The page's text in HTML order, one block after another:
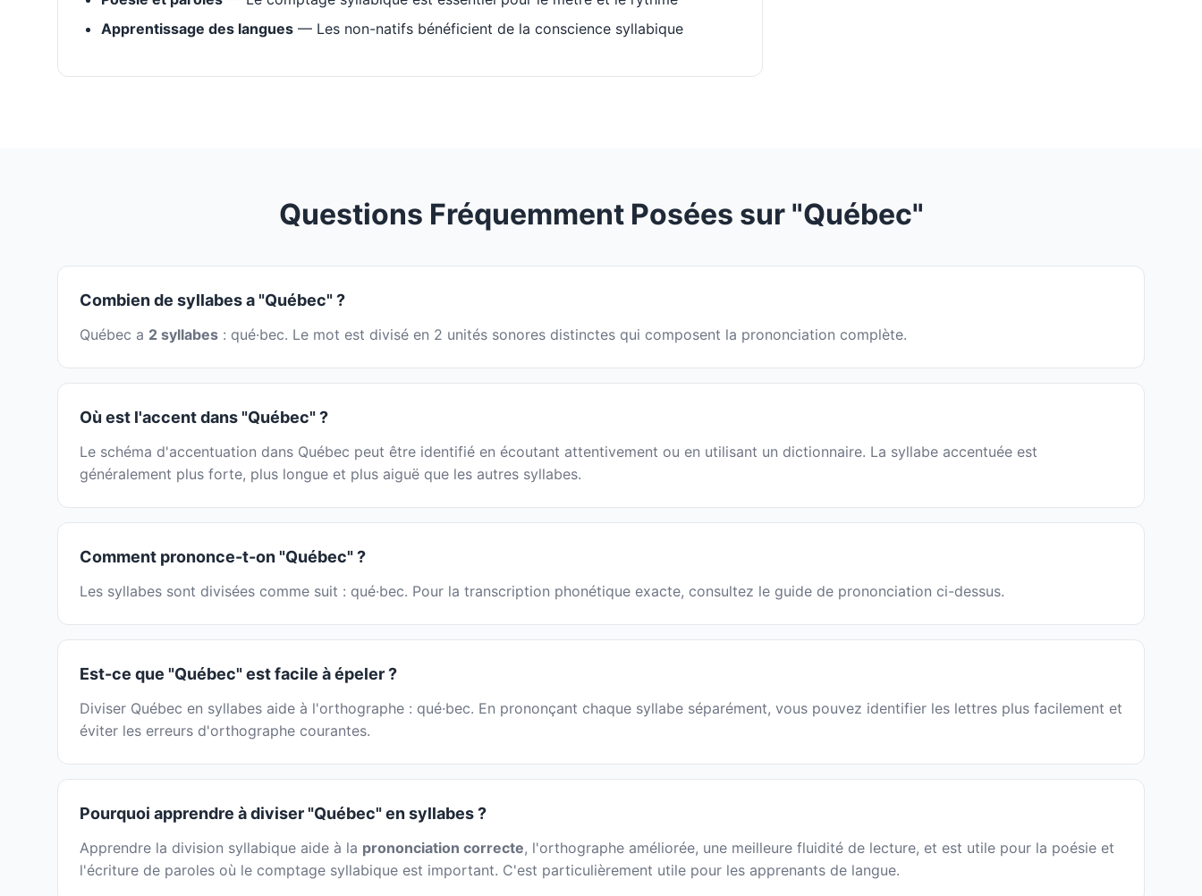
Apprentissage des langues — Les non-natifs bénéficient de la conscience syllabique
Questions Fréquemment Posées sur "Québec"
Combien de syllabes a "Québec" ?
Québec a 2 syllabes : qué·bec. Le mot est divisé en 2 unités sonores distinctes qui composent la prononciation complète.
Où est l'accent dans "Québec" ?
Le schéma d'accentuation dans Québec peut être identifié en écoutant attentivement ou en utilisant un dictionnaire. La syllabe accentuée est
généralement plus forte, plus longue et plus aiguë que les autres syllabes.
Comment prononce-t-on "Québec" ?
Les syllabes sont divisées comme suit : qué·bec. Pour la transcription phonétique exacte, consultez le guide de prononciation ci-dessus.
Est-ce que "Québec" est facile à épeler ?
Diviser Québec en syllabes aide à l'orthographe : qué·bec. En prononçant chaque syllabe séparément, vous pouvez identifier les lettres plus facilement et
éviter les erreurs d'orthographe courantes.
Pourquoi apprendre à diviser "Québec" en syllabes ?
Apprendre la division syllabique aide à la prononciation correcte, l'orthographe améliorée, une meilleure fluidité de lecture, et est utile pour la poésie et
l'écriture de paroles où le comptage syllabique est important. C'est particulièrement utile pour les apprenants de langue.